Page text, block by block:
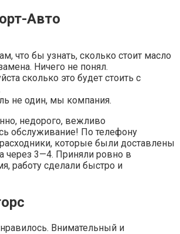
Авто
что бы узнать, сколько стоит масло
Ничего не понял.
сколько это будет стоить с
не один, мы компания.
недорого, вежливо
обслуживание! По телефону
которые были доставлены
через 3—4. Приняли ровно в
работу сделали быстро и
Внимательный и